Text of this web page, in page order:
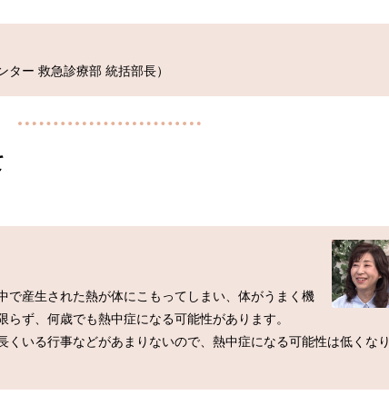
で産生された熱が体にこもってしまい、体がうまく機
ず、何歳でも熱中症になる可能性があります。
くいる行事などがあまりないので、熱中症になる可能性は低くなり